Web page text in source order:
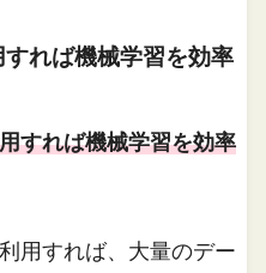
れば機械学習を効率
すれば機械学習を効率
用すれば、大量のデー